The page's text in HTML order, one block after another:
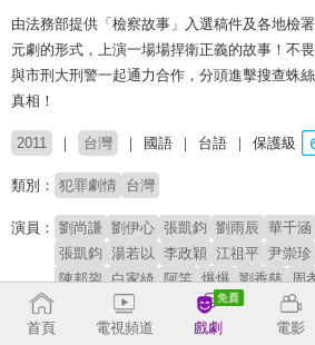
由法務部提供「檢察故事」入選稿件及各地檢
元劇的形式，上演一場場捍衛正義的故事！不
與市刑大刑警一起通力合作，分頭進擊搜查蛛
真相！
2011 台灣 國語 台語 保護級
類別： 犯罪劇情 台灣
演員： 劉尚謙 劉伊心 張凱鈞 劉雨辰 華千涵
張凱鈞 湯若以 李政穎 江祖平 尹崇珍
陳邦鋆 白家綺 阿竿 爆爆 劉香慈 周
馬念先 狄志杰 潘慧如 張瓊姿
首頁 電視頻道 戲劇 電影